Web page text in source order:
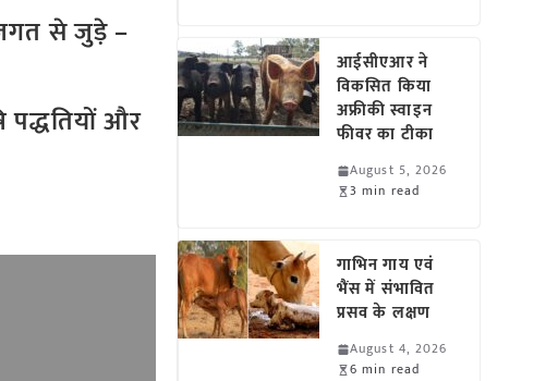
से जुड़े –
और
आईसीएआर ने
विकसित किया
अफ्रीकी स्वाइन
फीवर का टीका
August 5, 2026
3 min read
गाभिन गाय एवं
भैंस में संभावित
प्रसव के लक्षण
August 4, 2026
6 min read